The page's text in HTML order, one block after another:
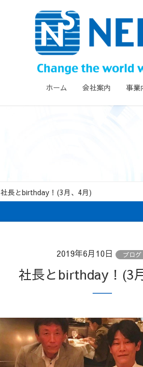
ホーム 会社案内 事業
社長とbirthday！(3月、4月)
2019年6月10日 ブログ
社長とbirthday！(3